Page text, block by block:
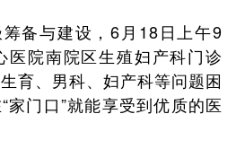
备与建设，6月18日上午9
医院南院区生殖妇产科门诊
育、男科、妇产科等问题困
家门口”就能享受到优质的医